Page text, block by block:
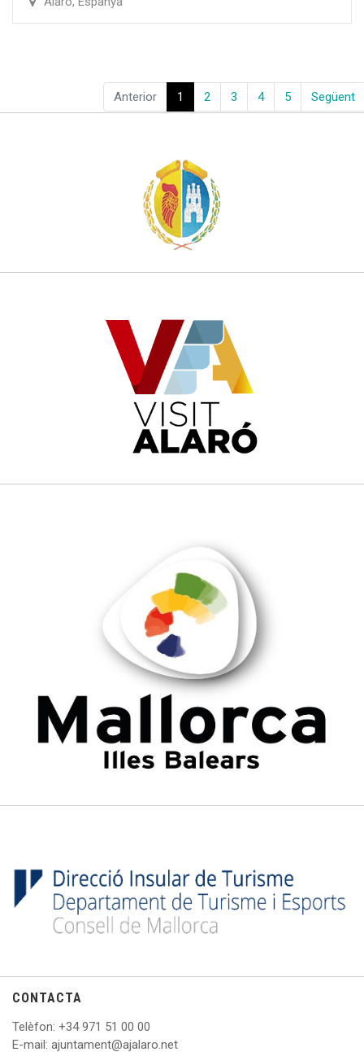
Anterior 1 2 3 4 5 Següent
CONTACTA
Telèfon: +34 971 51 00 00
E-mail: ajuntament@ajalaro.net